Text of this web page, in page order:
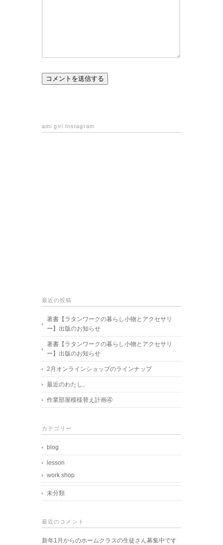
ami girl Instagram
最近の投稿
著書【ラタンワークの暮らし小物とアクセサリ
ー】出版のお知らせ
著書【ラタンワークの暮らし小物とアクセサリ
ー】出版のお知らせ
2月オンラインショップのラインナップ
最近のわたし。
作業部屋模様替え計画④
カテゴリー
blog
lesson
work shop
未分類
最近のコメント
新年1月からのホームクラスの生徒さん募集中です